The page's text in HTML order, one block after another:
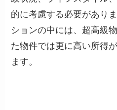
的に考慮する必要があり
ションの中には、超高級
た物件では更に高い所得
ます。